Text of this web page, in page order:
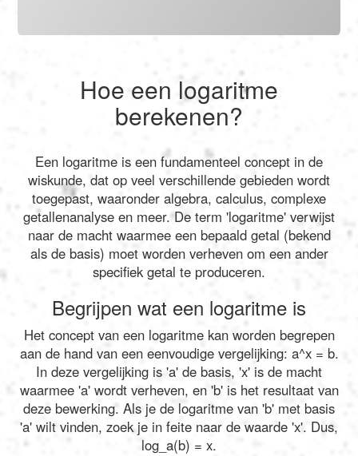
Hoe een logaritme
berekenen?
Een logaritme is een fundamenteel concept in de
wiskunde, dat op veel verschillende gebieden wordt
toegepast, waaronder algebra, calculus, complexe
getallenanalyse en meer. De term 'logaritme' verwijst
naar de macht waarmee een bepaald getal (bekend
als de basis) moet worden verheven om een ander
specifiek getal te produceren.
Begrijpen wat een logaritme is
Het concept van een logaritme kan worden begrepen
aan de hand van een eenvoudige vergelijking: a^x = b.
In deze vergelijking is 'a' de basis, 'x' is de macht
waarmee 'a' wordt verheven, en 'b' is het resultaat van
deze bewerking. Als je de logaritme van 'b' met basis
'a' wilt vinden, zoek je in feite naar de waarde 'x'. Dus,
log_a(b) = x.